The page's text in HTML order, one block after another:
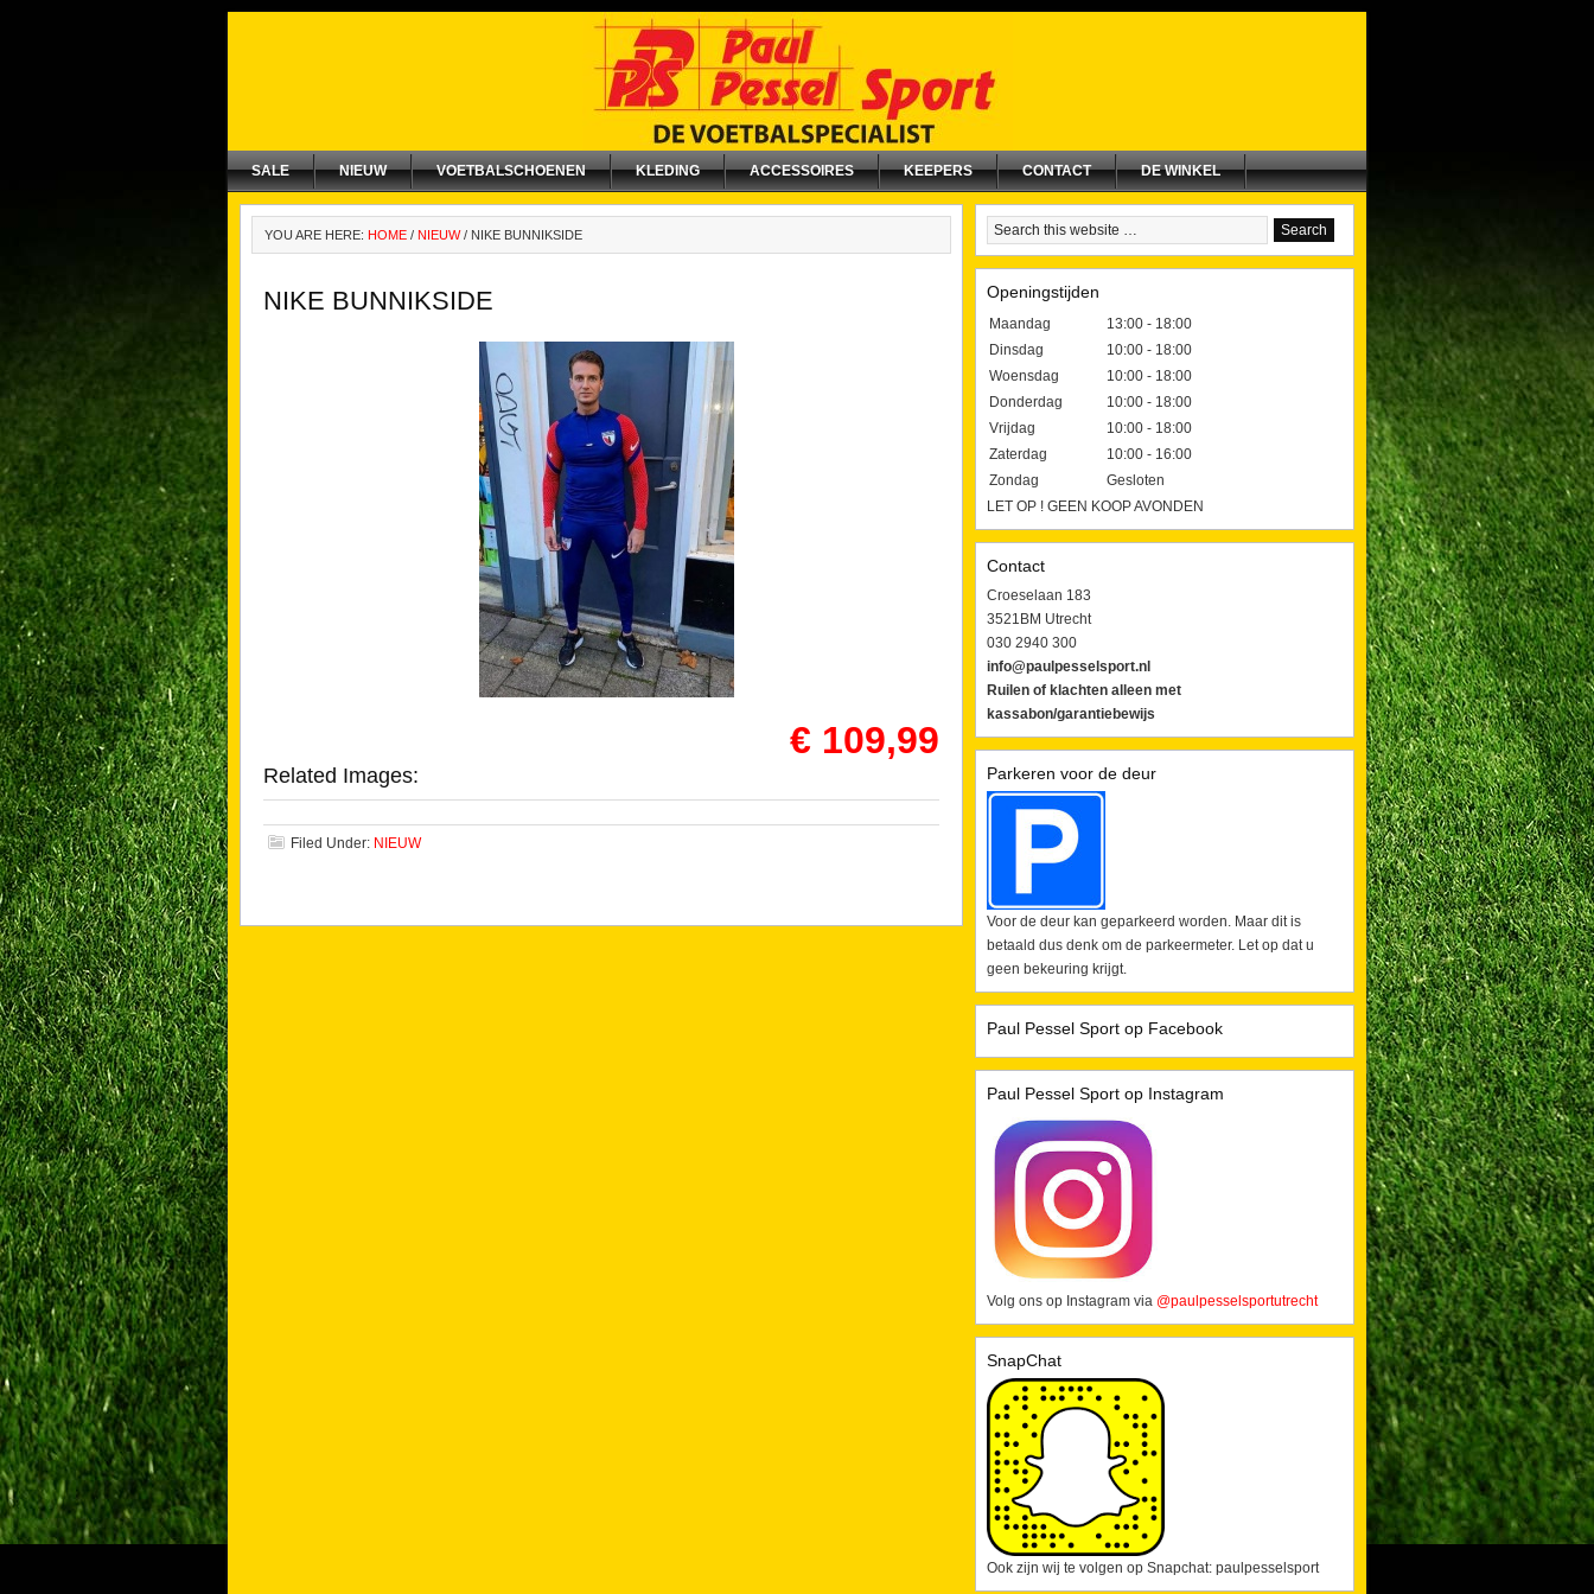
SALE NIEUW VOETBALSCHOENEN KLEDING ACCESSOIRES KEEPERS CONTACT DE WINKEL
YOU ARE HERE: HOME / NIEUW / NIKE BUNNIKSIDE
NIKE BUNNIKSIDE
€ 109,99
Related Images:
Filed Under: NIEUW
Openingstijden
Maandag
13:00 - 18:00
Dinsdag
10:00 - 18:00
Woensdag
10:00 - 18:00
Donderdag
10:00 - 18:00
Vrijdag
10:00 - 18:00
Zaterdag
10:00 - 16:00
Zondag
Gesloten
LET OP ! GEEN KOOP AVONDEN
Contact
Croeselaan 183
3521BM Utrecht
030 2940 300
info@paulpesselsport.nl
Ruilen of klachten alleen met
kassabon/garantiebewijs
Parkeren voor de deur
Voor de deur kan geparkeerd worden. Maar dit is
betaald dus denk om de parkeermeter. Let op dat u
geen bekeuring krijgt.
Paul Pessel Sport op Facebook
Paul Pessel Sport op Instagram
Volg ons op Instagram via @paulpesselsportutrecht
SnapChat
Ook zijn wij te volgen op Snapchat: paulpesselsport